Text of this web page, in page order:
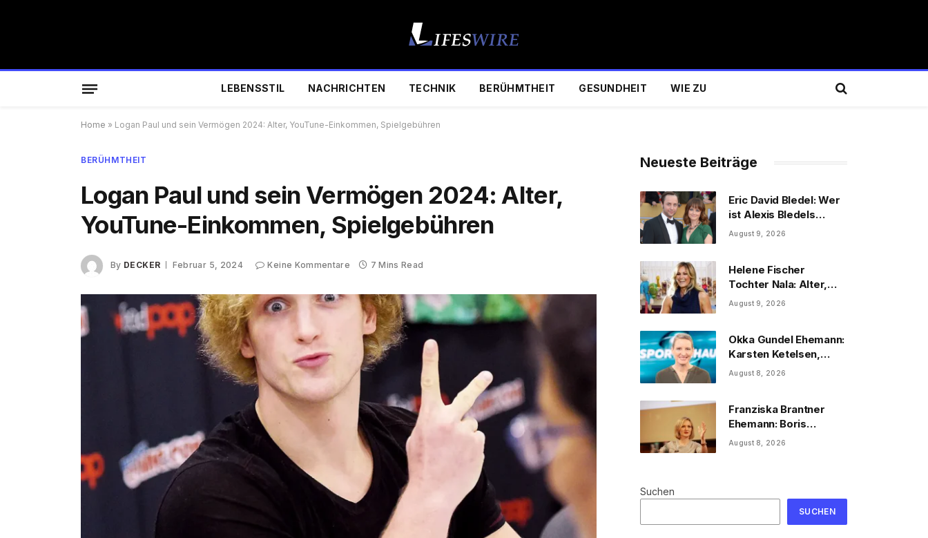
LEBENSSTIL NACHRICHTEN TECHNIK BERÜHMTHEIT GESUNDHEIT WIE ZU
Home » Logan Paul und sein Vermögen 2024: Alter, YouTune-Einkommen, Spielgebühren
BERÜHMTHEIT
Logan Paul und sein Vermögen 2024: Alter,
YouTune-Einkommen, Spielgebühren
By DECKER Februar 5, 2024 Keine Kommentare 7 Mins Read
Neueste Beiträge
Eric David Bledel: Wer
ist Alexis Bledels
Bruder wirklich?
August 9, 2026
Helene Fischer
Tochter Nala: Alter,
Schwester & Familie
August 9, 2026
Okka Gundel Ehemann:
Karsten Ketelsen,
Beruf & Kinder
August 8, 2026
Franziska Brantner
Ehemann: Boris
Palmer, Tochter &
August 8, 2026
Suchen
SUCHEN